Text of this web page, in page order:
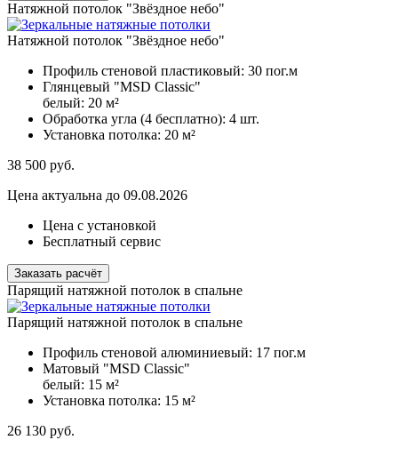
Натяжной потолок "Звёздное небо"
Натяжной потолок "Звёздное небо"
Профиль стеновой пластиковый: 30 пог.м
Глянцевый "MSD Classic"
белый: 20 м²
Обработка угла (4 бесплатно): 4 шт.
Установка потолка: 20 м²
38 500 руб.
Цена актуальна до 09.08.2026
Цена с установкой
Бесплатный сервис
Заказать расчёт
Парящий натяжной потолок в спальне
Парящий натяжной потолок в спальне
Профиль стеновой алюминиевый: 17 пог.м
Матовый "MSD Classic"
белый: 15 м²
Установка потолка: 15 м²
26 130 руб.